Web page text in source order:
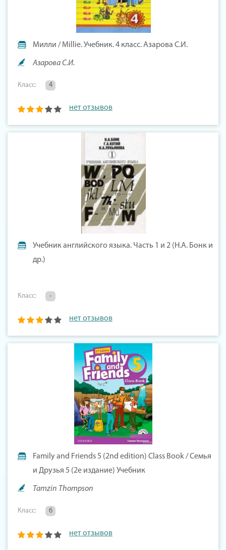
Милли / Millie. Учебник. 4 класс. Азарова С.И.
Азарова С.И.
Класс: 4
нет отзывов
Учебник английского языка. Часть 1 и 2 (Н.А. Бонк и
др.)
Класс: -
нет отзывов
Family and Friends 5 (2nd edition) Class Book / Семья
и Друзья 5 (2е издание) Учебник
Tamzin Thompson
Класс: 6
нет отзывов